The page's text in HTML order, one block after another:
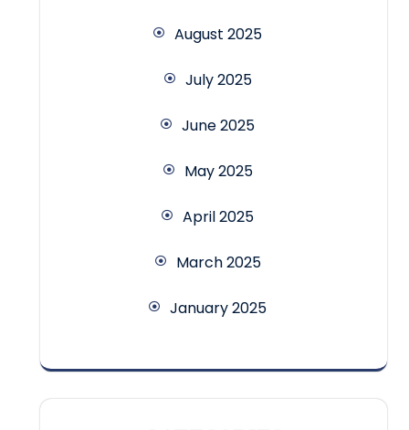
August 2025
July 2025
June 2025
May 2025
April 2025
March 2025
January 2025